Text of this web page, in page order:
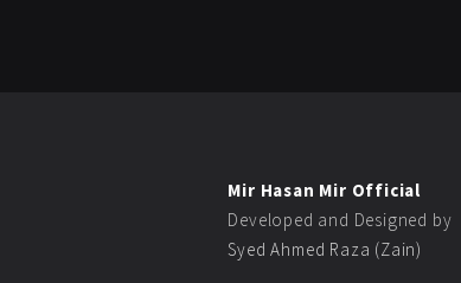
Mir Hasan Mir Official
Developed and Designed by
Syed Ahmed Raza (Zain)